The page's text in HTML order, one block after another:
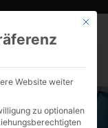
Mit
Website weiter
zu optionalen